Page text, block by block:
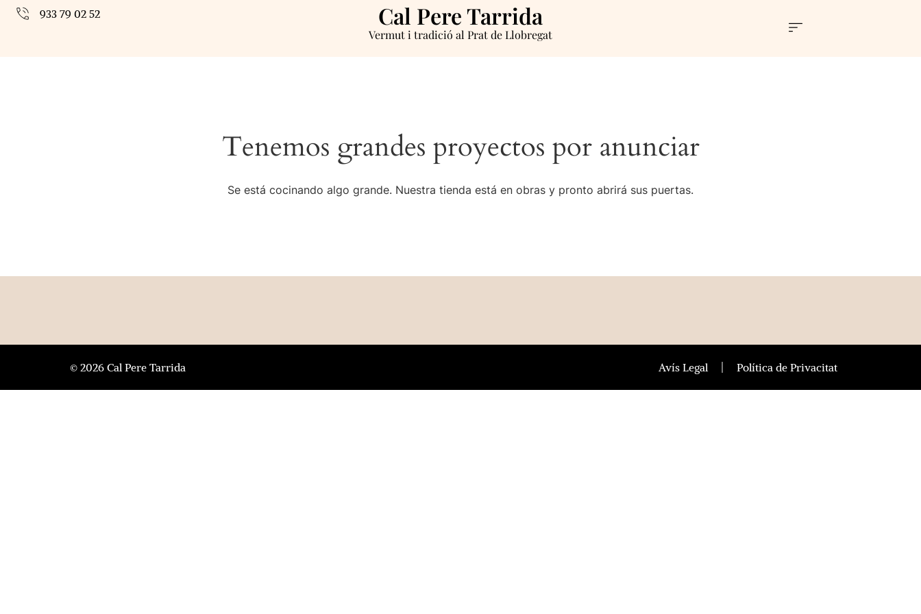
933 79 02 52 Cal Pere Tarrida
Vermut i tradició al Prat de Llobregat
Tenemos grandes proyectos por anunciar
Se está cocinando algo grande. Nuestra tienda está en obras y pronto abrirá sus puertas.
© 2026 Cal Pere Tarrida Avís Legal Política de Privacitat